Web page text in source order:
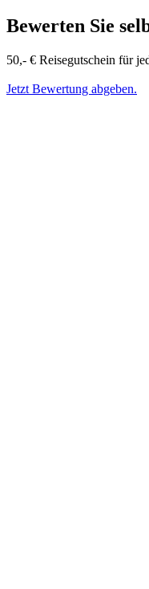
Bewerten Sie
50,- € Reisegutschein für
Jetzt Bewertung abgeben.